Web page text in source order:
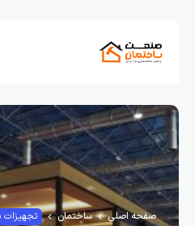
اصلی ساختمان تجهیزات ساختمانی